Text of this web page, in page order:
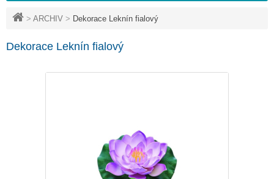
> ARCHIV > Dekorace Leknín fialový
Dekorace Leknín fialový